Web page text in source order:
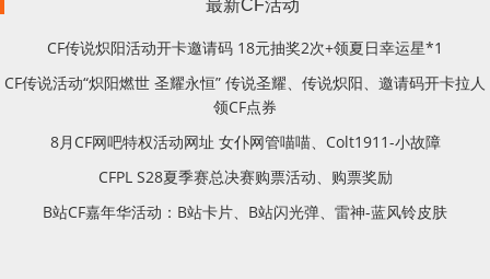
最新CF活动
CF传说炽阳活动开卡邀请码 18元抽奖2次+领夏日幸运星*1
CF传说活动“炽阳燃世 圣耀永恒” 传说圣耀、传说炽阳、邀请码开卡拉人
领CF点券
8月CF网吧特权活动网址 女仆网管喵喵、Colt1911-小故障
CFPL S28夏季赛总决赛购票活动、购票奖励
B站CF嘉年华活动：B站卡片、B站闪光弹、雷神-蓝风铃皮肤